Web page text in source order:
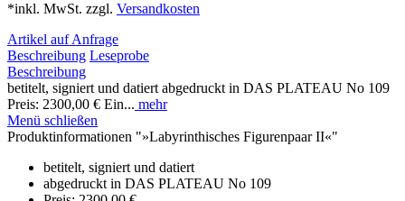
*inkl. MwSt. zzgl. Versandkosten
Artikel auf Anfrage
Beschreibung Leseprobe
Beschreibung
betitelt, signiert und datiert abgedruckt in DAS PLATEAU No 109
Preis: 2300,00 € Ein... mehr
Menü schließen
Produktinformationen "»Labyrinthisches Figurenpaar II«"
betitelt, signiert und datiert
abgedruckt in DAS PLATEAU No 109